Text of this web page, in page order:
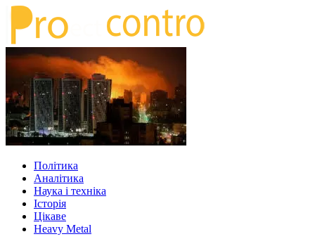
Політика
Аналітика
Наука і техніка
Історія
Цікаве
Heavy Metal